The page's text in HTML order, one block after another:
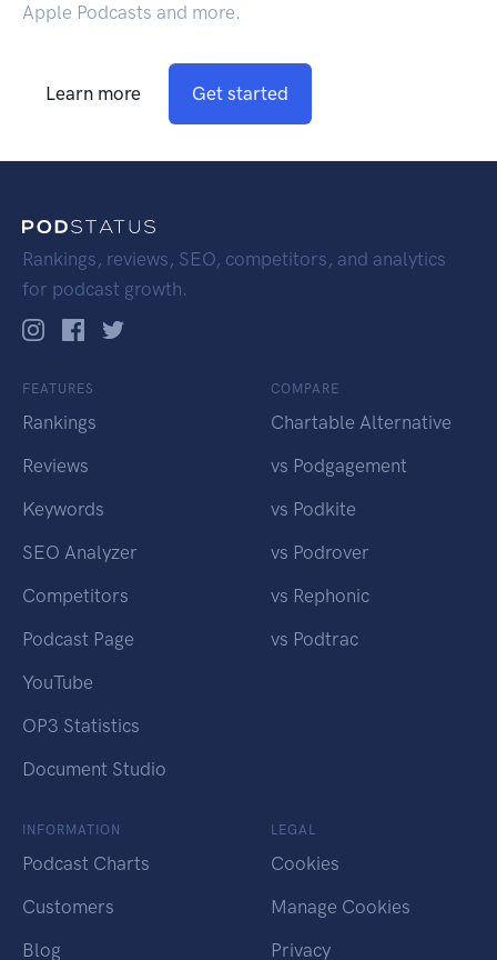
Apple Podcasts and more.
Learn more Get started
Rankings, reviews, SEO, competitors, and analytics
for podcast growth.
FEATURES
Rankings
Reviews
Keywords
SEO Analyzer
Competitors
Podcast Page
YouTube
OP3 Statistics
Document Studio
COMPARE
Chartable Alternative
vs Podgagement
vs Podkite
vs Podrover
vs Rephonic
vs Podtrac
INFORMATION
Podcast Charts
Customers
Blog
LEGAL
Cookies
Manage Cookies
Privacy